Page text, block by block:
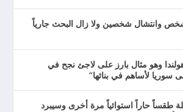
وانتشال شخصين ولا زال البحث جارياً
وهو مثال بارز على لاجئ نجح في
سوريا لأساهم في بنائها”
طقساً حاراً استوائياً مرة أخرى وسيبرد